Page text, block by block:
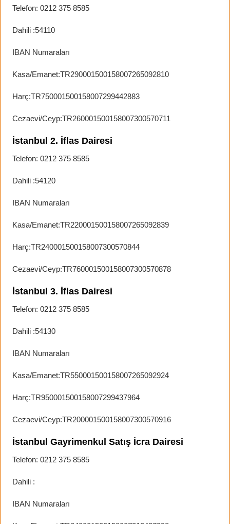
Telefon: 0212 375 8585
Dahili :54110
IBAN Numaraları
Kasa/Emanet:TR290001500158007265092810
Harç:TR750001500158007299442883
Cezaevi/Ceyp:TR260001500158007300570711
İstanbul 2. İflas Dairesi
Telefon: 0212 375 8585
Dahili :54120
IBAN Numaraları
Kasa/Emanet:TR220001500158007265092839
Harç:TR240001500158007300570844
Cezaevi/Ceyp:TR760001500158007300570878
İstanbul 3. İflas Dairesi
Telefon: 0212 375 8585
Dahili :54130
IBAN Numaraları
Kasa/Emanet:TR550001500158007265092924
Harç:TR950001500158007299437964
Cezaevi/Ceyp:TR200001500158007300570916
İstanbul Gayrimenkul Satış İcra Dairesi
Telefon: 0212 375 8585
Dahili :
IBAN Numaraları